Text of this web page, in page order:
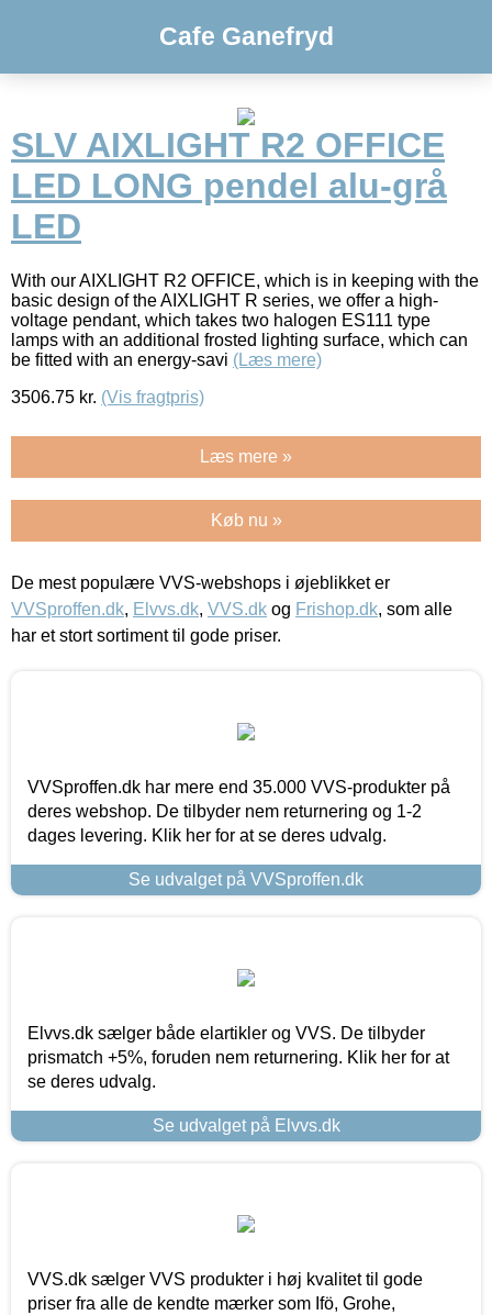
Cafe Ganefryd
SLV AIXLIGHT R2 OFFICE
LED LONG pendel alu-grå
LED
With our AIXLIGHT R2 OFFICE, which is in keeping with the
basic design of the AIXLIGHT R series, we offer a high-
voltage pendant, which takes two halogen ES111 type
lamps with an additional frosted lighting surface, which can
be fitted with an energy-savi (Læs mere)
3506.75 kr. (Vis fragtpris)
Læs mere »
Køb nu »
De mest populære VVS-webshops i øjeblikket er
VVSproffen.dk, Elvvs.dk, VVS.dk og Frishop.dk, som alle
har et stort sortiment til gode priser.
VVSproffen.dk har mere end 35.000 VVS-produkter på
deres webshop. De tilbyder nem returnering og 1-2
dages levering. Klik her for at se deres udvalg.
Se udvalget på VVSproffen.dk
Elvvs.dk sælger både elartikler og VVS. De tilbyder
prismatch +5%, foruden nem returnering. Klik her for at
se deres udvalg.
Se udvalget på Elvvs.dk
VVS.dk sælger VVS produkter i høj kvalitet til gode
priser fra alle de kendte mærker som Ifö, Grohe,